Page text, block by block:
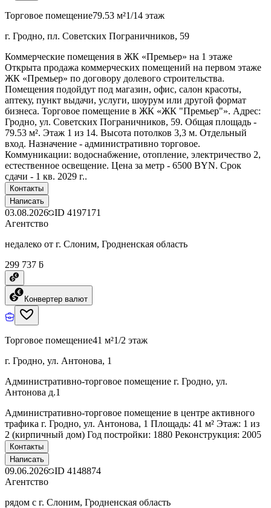
Торговое помещение79.53 м²1/14 этаж
г. Гродно, пл. Советских Пограничников, 59
Коммерческие помещения в ЖК «Премьер» на 1 этаже
Открыта продажа коммерческих помещений на первом этаже
ЖК «Премьер» по договору долевого строительства.
Помещения подойдут под магазин, офис, салон красоты,
аптеку, пункт выдачи, услуги, шоурум или другой формат
бизнеса. Торговое помещение в ЖК «ЖК "Премьер"». Адрес:
Гродно, ул. Советских Пограничников, 59. Общая площадь -
79.53 м². Этаж 1 из 14. Высота потолков 3,3 м. Отдельный
вход. Назначение - административно торговое.
Коммуникации: водоснабжение, отопление, электричество 2,
естественное освещение. Цена за метр - 6500 BYN. Срок
сдачи - 1 кв. 2029 г..
Контакты
Написать
03.08.2026 ID 4197171
Агентство
недалеко от г. Слоним, Гродненская область
299 737 ƃ
Конвертер валют
Торговое помещение41 м²1/2 этаж
г. Гродно, ул. Антонова, 1
Административно-торговое помещение г. Гродно, ул.
Антонова д.1
Административно-торговое помещение в центре активного
трафика г. Гродно, ул. Антонова, 1 Площадь: 41 м² Этаж: 1 из
2 (кирпичный дом) Год постройки: 1880 Реконструкция: 2005
Контакты
Написать
09.06.2026 ID 4148874
Агентство
рядом с г. Слоним, Гродненская область